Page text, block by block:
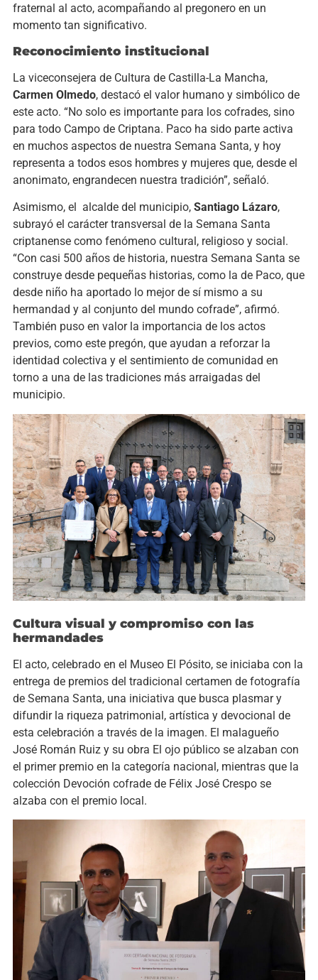
fraternal al acto, acompañando al pregonero en un
momento tan significativo.
Reconocimiento institucional
La viceconsejera de Cultura de Castilla-La Mancha,
Carmen Olmedo, destacó el valor humano y simbólico de
este acto. “No solo es importante para los cofrades, sino
para todo Campo de Criptana. Paco ha sido parte activa
en muchos aspectos de nuestra Semana Santa, y hoy
representa a todos esos hombres y mujeres que, desde el
anonimato, engrandecen nuestra tradición”, señaló.
Asimismo, el alcalde del municipio, Santiago Lázaro,
subrayó el carácter transversal de la Semana Santa
criptanense como fenómeno cultural, religioso y social.
“Con casi 500 años de historia, nuestra Semana Santa se
construye desde pequeñas historias, como la de Paco, que
desde niño ha aportado lo mejor de sí mismo a su
hermandad y al conjunto del mundo cofrade”, afirmó.
También puso en valor la importancia de los actos
previos, como este pregón, que ayudan a reforzar la
identidad colectiva y el sentimiento de comunidad en
torno a una de las tradiciones más arraigadas del
municipio.
Cultura visual y compromiso con las
hermandades
El acto, celebrado en el Museo El Pósito, se iniciaba con la
entrega de premios del tradicional certamen de fotografía
de Semana Santa, una iniciativa que busca plasmar y
difundir la riqueza patrimonial, artística y devocional de
esta celebración a través de la imagen. El malagueño
José Román Ruiz y su obra El ojo público se alzaban con
el primer premio en la categoría nacional, mientras que la
colección Devoción cofrade de Félix José Crespo se
alzaba con el premio local.